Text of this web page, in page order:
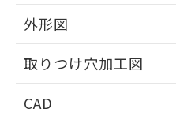
外形図
取りつけ穴加工図
CAD
※本証明書は発行日
るもので、過去に遡
ものではありません
また、RoHS指令の
物質の対応では、対